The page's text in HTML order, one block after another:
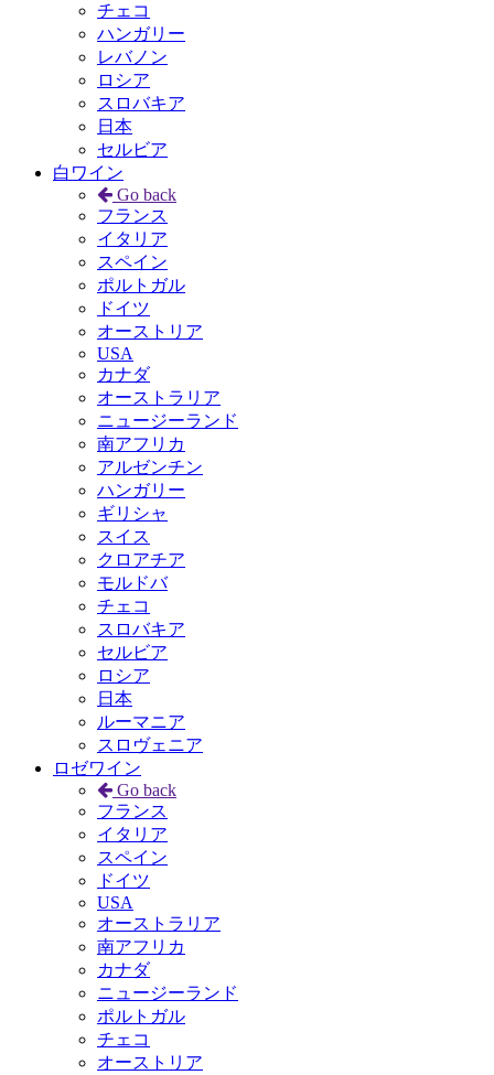
チェコ
ハンガリー
レバノン
ロシア
スロバキア
日本
セルビア
白ワイン
Go back
フランス
イタリア
スペイン
ポルトガル
ドイツ
オーストリア
USA
カナダ
オーストラリア
ニュージーランド
南アフリカ
アルゼンチン
ハンガリー
ギリシャ
スイス
クロアチア
モルドバ
チェコ
スロバキア
セルビア
ロシア
日本
ルーマニア
スロヴェニア
ロゼワイン
Go back
フランス
イタリア
スペイン
ドイツ
USA
オーストラリア
南アフリカ
カナダ
ニュージーランド
ポルトガル
チェコ
オーストリア